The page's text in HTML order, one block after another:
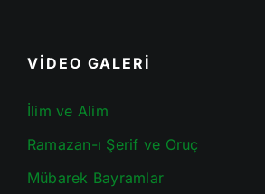
VİDEO GALERİ
İlim ve Alim
Ramazan-ı Şerif ve Oruç
Mübarek Bayramlar